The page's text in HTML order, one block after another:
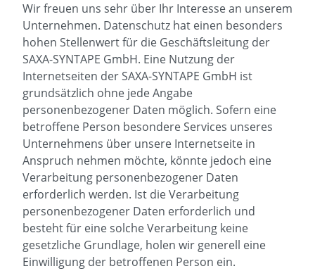
Wir freuen uns sehr über Ihr Interesse an unserem
Unternehmen. Datenschutz hat einen besonders
hohen Stellenwert für die Geschäftsleitung der
SAXA-SYNTAPE GmbH. Eine Nutzung der
Internetseiten der SAXA-SYNTAPE GmbH ist
grundsätzlich ohne jede Angabe
personenbezogener Daten möglich. Sofern eine
betroffene Person besondere Services unseres
Unternehmens über unsere Internetseite in
Anspruch nehmen möchte, könnte jedoch eine
Verarbeitung personenbezogener Daten
erforderlich werden. Ist die Verarbeitung
personenbezogener Daten erforderlich und
besteht für eine solche Verarbeitung keine
gesetzliche Grundlage, holen wir generell eine
Einwilligung der betroffenen Person ein.